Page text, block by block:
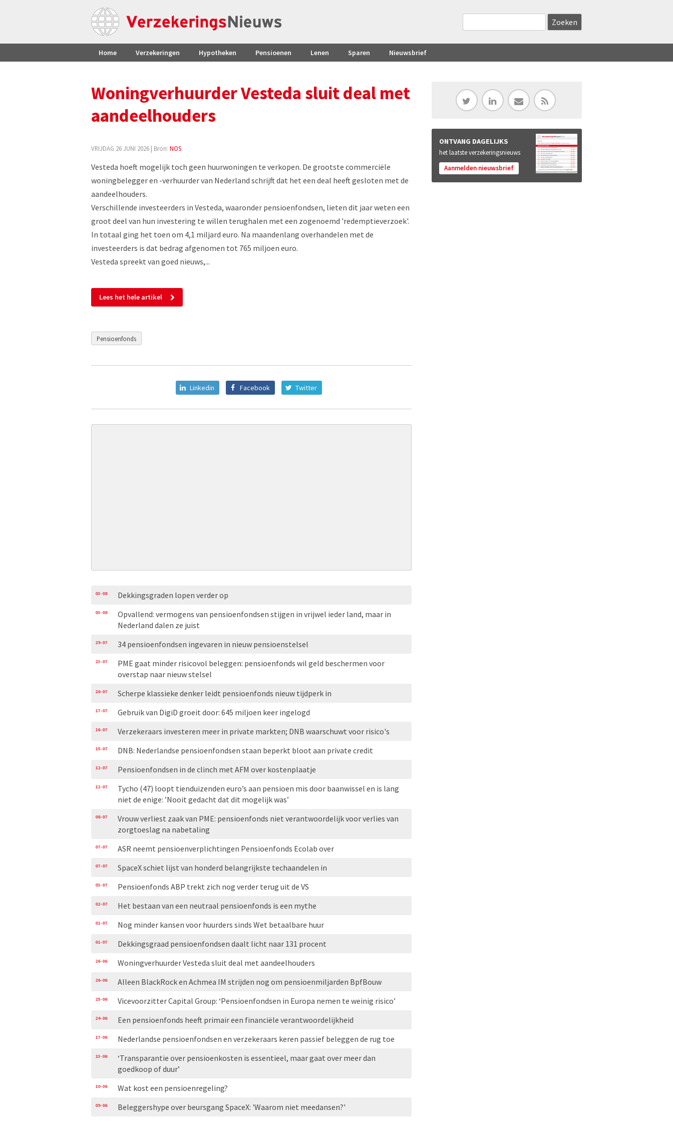
Home Verzekeringen Hypotheken Pensioenen Lenen Sparen Nieuwsbrief
Woningverhuurder Vesteda sluit deal met
aandeelhouders
VRIJDAG 26 JUNI 2026 | Bron: NOS
Vesteda hoeft mogelijk toch geen huurwoningen te verkopen. De grootste commerciële
woningbelegger en -verhuurder van Nederland schrijft dat het een deal heeft gesloten met de
aandeelhouders.
Verschillende investeerders in Vesteda, waaronder pensioenfondsen, lieten dit jaar weten een
groot deel van hun investering te willen terughalen met een zogenoemd 'redemptieverzoek'.
In totaal ging het toen om 4,1 miljard euro. Na maandenlang overhandelen met de
investeerders is dat bedrag afgenomen tot 765 miljoen euro.
Vesteda spreekt van goed nieuws,...
Lees het hele artikel
Pensioenfonds
Linkedin Facebook Twitter
03-08 Dekkingsgraden lopen verder op
03-08
Opvallend: vermogens van pensioenfondsen stijgen in vrijwel ieder land, maar in
Nederland dalen ze juist
29-07 34 pensioenfondsen ingevaren in nieuw pensioenstelsel
23-07
PME gaat minder risicovol beleggen: pensioenfonds wil geld beschermen voor
overstap naar nieuw stelsel
20-07 Scherpe klassieke denker leidt pensioenfonds nieuw tijdperk in
17-07 Gebruik van DigiD groeit door: 645 miljoen keer ingelogd
16-07 Verzekeraars investeren meer in private markten; DNB waarschuwt voor risico's
15-07 DNB: Nederlandse pensioenfondsen staan beperkt bloot aan private credit
12-07 Pensioenfondsen in de clinch met AFM over kostenplaatje
12-07
Tycho (47) loopt tienduizenden euro’s aan pensioen mis door baanwissel en is lang
niet de enige: ’Nooit gedacht dat dit mogelijk was’
08-07
Vrouw verliest zaak van PME: pensioenfonds niet verantwoordelijk voor verlies van
zorgtoeslag na nabetaling
07-07 ASR neemt pensioenverplichtingen Pensioenfonds Ecolab over
07-07 SpaceX schiet lijst van honderd belangrijkste techaandelen in
03-07 Pensioenfonds ABP trekt zich nog verder terug uit de VS
02-07 Het bestaan van een neutraal pensioenfonds is een mythe
01-07 Nog minder kansen voor huurders sinds Wet betaalbare huur
01-07 Dekkingsgraad pensioenfondsen daalt licht naar 131 procent
26-06 Woningverhuurder Vesteda sluit deal met aandeelhouders
26-06 Alleen BlackRock en Achmea IM strijden nog om pensioenmiljarden BpfBouw
25-06 Vicevoorzitter Capital Group: ‘Pensioenfondsen in Europa nemen te weinig risico’
24-06 Een pensioenfonds heeft primair een financiële verantwoordelijkheid
17-06 Nederlandse pensioenfondsen en verzekeraars keren passief beleggen de rug toe
13-06
‘Transparantie over pensioenkosten is essentieel, maar gaat over meer dan
goedkoop of duur’
10-06 Wat kost een pensioenregeling?
09-06 Beleggershype over beursgang SpaceX: 'Waarom niet meedansen?'
ONTVANG DAGELIJKS
het laatste verzekeringsnieuws
Aanmelden nieuwsbrief